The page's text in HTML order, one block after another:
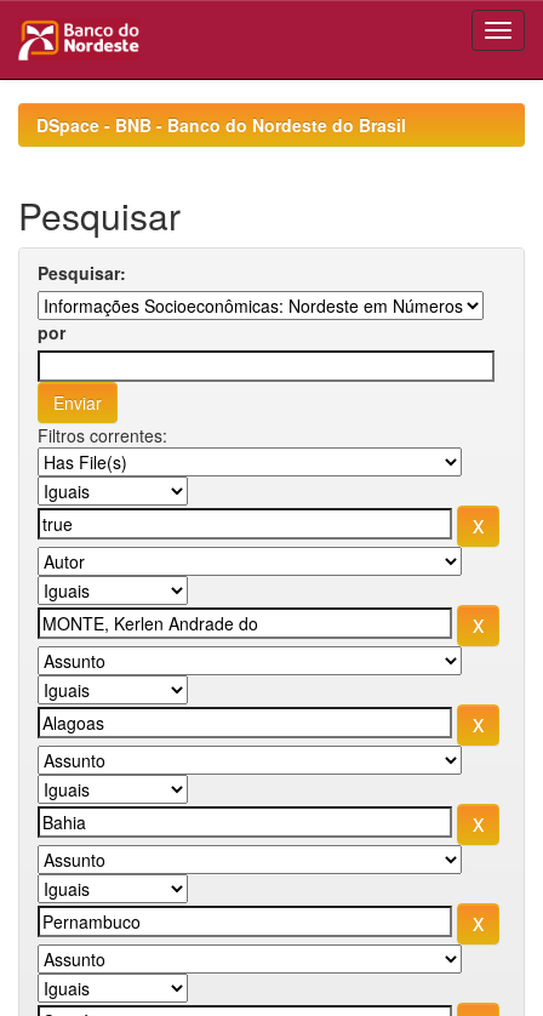
navigationDSpace - BNB - Banco do Nordeste do Brasil
Pesquisar
Pesquisar:
por
Filtros correntes: